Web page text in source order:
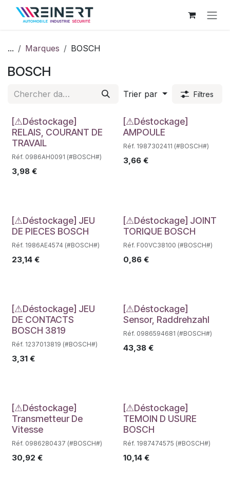
Se rendre au contenu
... Marques BOSCH
BOSCH
Trier par Filtres
Déstockage
[⚠Déstockage]
RELAIS, COURANT DE
TRAVAIL
Réf. 0986AH0091 (#BOSCH#)
3,98 €
Déstockage
[⚠Déstockage]
AMPOULE
Réf. 1987302411 (#BOSCH#)
3,66€
Déstockage
[⚠Déstockage] JEU
DE PIECES BOSCH
Réf. 1986AE4574 (#BOSCH#)
23,14 €
Déstockage
[⚠Déstockage] JOINT
TORIQUE BOSCH
Réf. F00VC38100 (#BOSCH#)
0,86€
Déstockage
[⚠Déstockage] JEU
DE CONTACTS
BOSCH 3819
Réf. 1237013819 (#BOSCH#)
3,31 €
Déstockage
[⚠Déstockage]
Sensor, Raddrehzahl
Réf. 0986594681 (#BOSCH#)
43,38€
Déstockage
[⚠Déstockage]
Transmetteur De
Vitesse
Réf. 0986280437 (#BOSCH#)
30,92 €
Déstockage
[⚠Déstockage]
TEMOIN D USURE
BOSCH
Réf. 1987474575 (#BOSCH#)
10,14€